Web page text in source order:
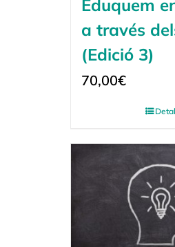
Eduquem
a través
(Edició 3)
70,00€